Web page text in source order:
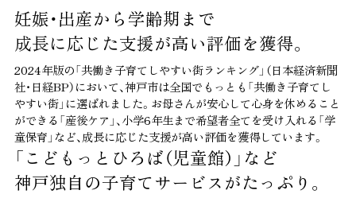
妊娠・出産から学齢期まで
成長に応じた支援が高い評価を獲得。
2024年版の「共働き子育てしやすい街ランキング」（日本経済新聞
社・日経BP）において、神戸市は全国でもっとも「共働き子育てし
やすい街」に選ばれました。お母さんが安心して心身を休めること
ができる「産後ケア」、小学6年生まで希望者全てを受け入れる「学
童保育」など、成長に応じた支援が高い評価を獲得しています。
「こどもっとひろば（児童館）」など
神戸独自の子育てサービスがたっぷり。